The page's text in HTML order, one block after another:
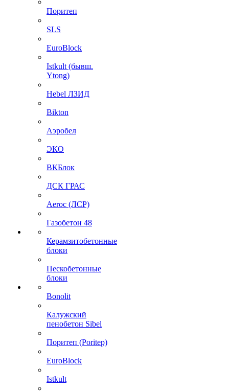
Поритеп
SLS
EuroBlock
Istkult (бывш.
Ytong)
Hebel ЛЗИД
Bikton
Аэробел
ЭКО
ВКБлок
ДСК ГРАС
Aeroc (ЛСР)
Газобетон 48
Керамзитобетонные
блоки
Пескобетонные
блоки
Bonolit
Калужский
пенобетон Sibel
Поритеп (Poritep)
EuroBlock
Istkult